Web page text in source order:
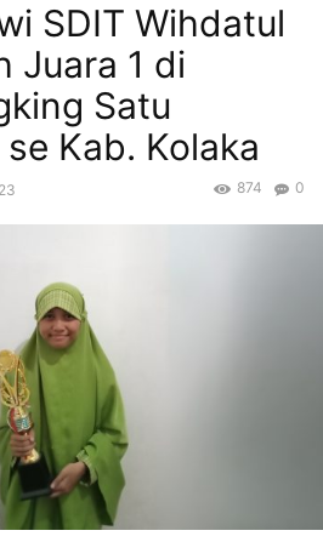
SDIT Wihdatul
Juara 1 di
Satu
Kab. Kolaka
0
874